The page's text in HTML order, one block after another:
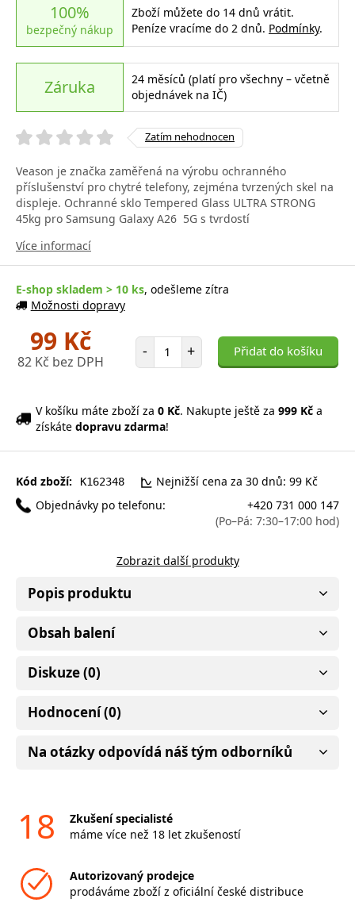
100%
bezpečný nákup
Zboží můžete do 14 dnů vrátit.
Peníze vracíme do 2 dnů. Podmínky.
Záruka
24 měsíců (platí pro všechny – včetně
objednávek na IČ)
Zatím nehodnocen
Veason je značka zaměřená na výrobu ochranného
příslušenství pro chytré telefony, zejména tvrzených skel na
displeje. Ochranné sklo Tempered Glass ULTRA STRONG
45kg pro Samsung Galaxy A26 5G s tvrdostí
Více informací
E-shop skladem > 10 ks, odešleme zítra
Možnosti dopravy
99 Kč
82 Kč bez DPH
- Počet položek
+ Přidat do košíku
V košíku máte zboží za 0 Kč. Nakupte ještě za 999 Kč a
získáte dopravu zdarma!
Kód zboží: K162348
Nejnižší cena za 30 dnů: 99 Kč
Objednávky po telefonu:
+420 731 000 147
(Po–Pá: 7:30–17:00 hod)
Zobrazit další produkty
Popis produktu
Obsah balení
Diskuze (0)
Hodnocení (0)
Na otázky odpovídá náš tým odborníků
18
Zkušení specialisté
máme více než 18 let zkušeností
Autorizovaný prodejce
prodáváme zboží z oficiální české distribuce